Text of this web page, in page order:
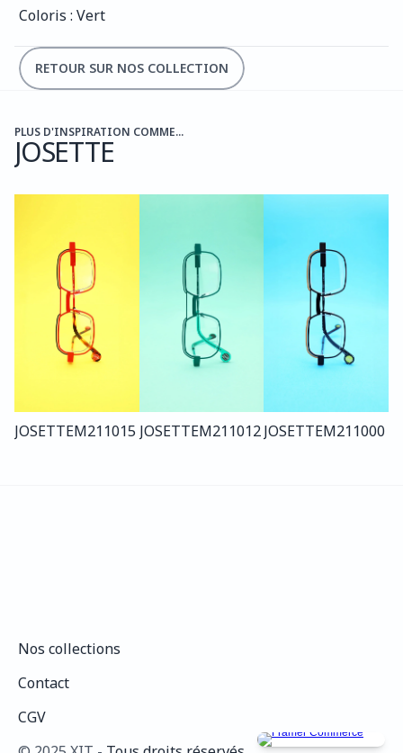
Coloris : Vert
RETOUR SUR NOS COLLECTION
PLUS D'INSPIRATION COMME...
JOSETTE
JOSETTEM211015 JOSETTEM211012JOSETTEM211000
Nos collections
Contact
CGV